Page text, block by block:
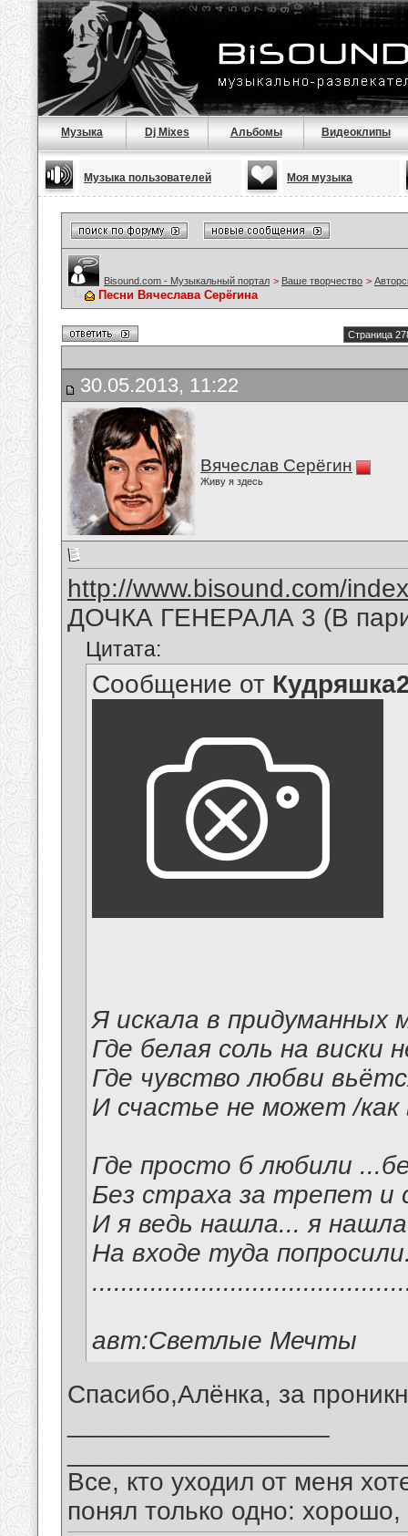
Музыка Dj Mixes Альбомы Видеоклипы
Музыка пользователей Моя музыка
Bisound.com - Музыкальный портал > Ваше творчество >
Песни Вячеслава Серёгина
Страница
30.05.2013, 11:22
Вячеслав Серёгин
Живу я здесь
http://www.bisound.com/
ДОЧКА ГЕНЕРАЛА 3 (В
Цитата:
Сообщение от
Я искала в придуманных
Где белая соль на виски
Где чувство любви
И счастье не может /как
Где просто б любили
Без страха за трепет и
И я ведь нашла... я
На входе туда
авт:Светлые Мечты
Спасибо,Алёнка, за
Все, кто уходил от меня
понял только одно: